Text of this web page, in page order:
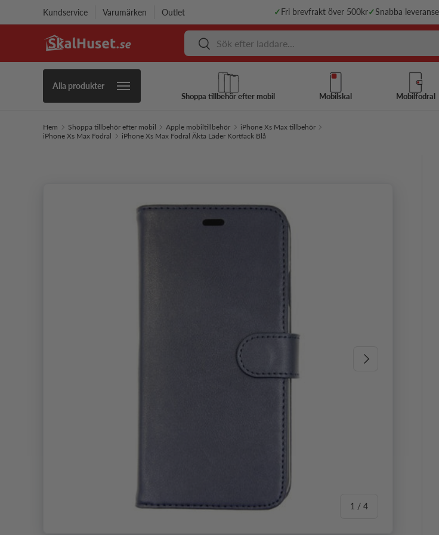
Kundservice Varumärken Outlet ✓ Fri brevfrakt över 500kr✓Snabba
Sök Sök
Alla produkter
Shoppa tillbehör efter mobil Mobilskal Mobilfodral
Hem Shoppa tillbehör efter mobil Apple mobiltillbehör
iPhone Xs Max tillbehör
iPhone Xs Max Fodral
iPhone Xs Max Fodral Äkta Läder Kortfack Blå
Hoppa till produktinformation
1 / av
4
Nästa